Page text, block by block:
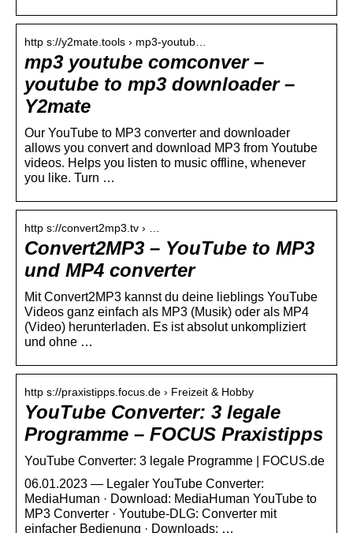
http s://y2mate.tools › mp3-youtub…
mp3 youtube comconver –
youtube to mp3 downloader –
Y2mate
Our YouTube to MP3 converter and downloader
allows you convert and download MP3 from Youtube
videos. Helps you listen to music offline, whenever
you like. Turn …
http s://convert2mp3.tv › …
Convert2MP3 – YouTube to MP3
und MP4 converter
Mit Convert2MP3 kannst du deine lieblings YouTube
Videos ganz einfach als MP3 (Musik) oder als MP4
(Video) herunterladen. Es ist absolut unkompliziert
und ohne …
http s://praxistipps.focus.de › Freizeit & Hobby
YouTube Converter: 3 legale
Programme – FOCUS Praxistipps
YouTube Converter: 3 legale Programme | FOCUS.de
06.01.2023 — Legaler YouTube Converter:
MediaHuman · Download: MediaHuman YouTube to
MP3 Converter · Youtube-DLG: Converter mit
einfacher Bedienung · Downloads: …